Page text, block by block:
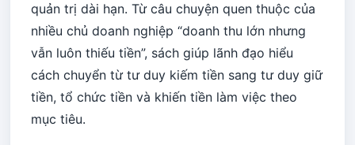
quản trị dài hạn. Từ câu chuyện quen thuộc của
nhiều chủ doanh nghiệp “doanh thu lớn nhưng
vẫn luôn thiếu tiền”, sách giúp lãnh đạo hiểu
cách chuyển từ tư duy kiếm tiền sang tư duy giữ
tiền, tổ chức tiền và khiến tiền làm việc theo
mục tiêu.